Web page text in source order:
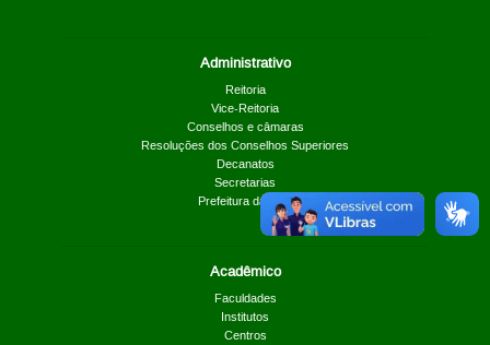
Administrativo
Reitoria
Vice-Reitoria
Conselhos e câmaras
Resoluções dos Conselhos Superiores
Decanatos
Secretarias
Prefeitura da UnB
Acadêmico
Faculdades
Institutos
Centros